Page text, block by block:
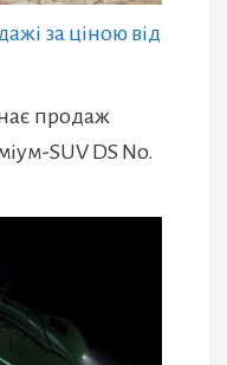
за ціною від
продаж
SUV DS No.